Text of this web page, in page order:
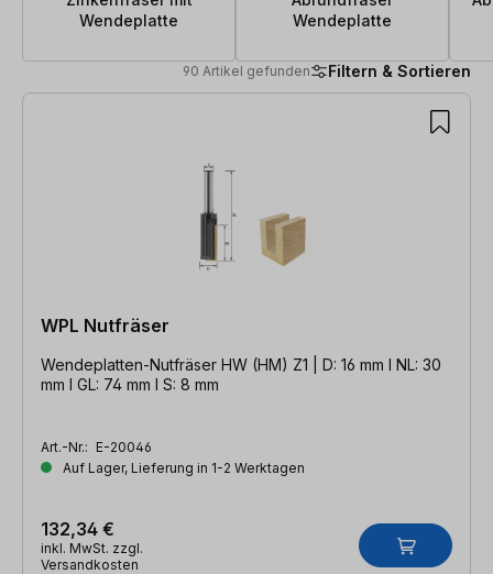
Wendeplatte
Wendeplatte
90 Artikel gefunden Filtern & Sortieren
90 Artikel gefunden
WPL Nutfräser
Wendeplatten-Nutfräser HW (HM) Z1 | D: 16 mm l NL: 30
mm l GL: 74 mm l S: 8 mm
Art.-Nr.: E-20046
Auf Lager, Lieferung in 1-2 Werktagen
132,34 €
inkl. MwSt. zzgl.
Versandkosten